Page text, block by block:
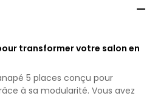

transformer votre salon en
5 places conçu pour
à sa modularité. Vous avez